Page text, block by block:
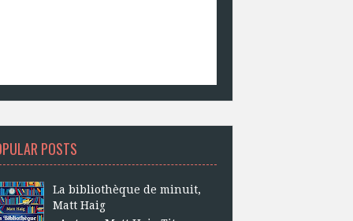
POSTS
La bibliothèque de minuit,
Matt Haig